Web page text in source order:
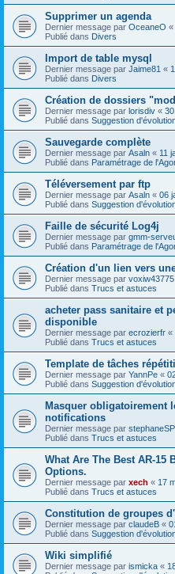
Supprimer un agenda
Dernier message par OceaneO «
Publié dans Divers
Import de table mysql
Dernier message par Jaime81 «
Publié dans Divers
Création de dossiers
Dernier message par lorisdiv «
Publié dans Suggestion
Sauvegarde complète
Dernier message par Asaln « 11
Publié dans Paramétrage de
Téléversement par ftp
Dernier message par Asaln « 06
Publié dans Suggestion
Faille de sécurité Log4j
Dernier message par gmm-
Publié dans Paramétrage de
Création d'un lien vers
Dernier message par voxiw43775
Publié dans Trucs et astuces
acheter pass sanitaire et
disponible
Dernier message par ecrozierfr «
Publié dans Trucs et astuces
Template de tâches
Dernier message par YannPe «
Publié dans Suggestion
Masquer obligatoirement
notifications
Dernier message par stephaneSP
Publié dans Trucs et astuces
What Are The Best AR-15
Options.
Dernier message par xech « 17
Publié dans Trucs et astuces
Constitution de groupes
Dernier message par claudeB «
Publié dans Suggestion
Wiki simplifié
Dernier message par ismicka «